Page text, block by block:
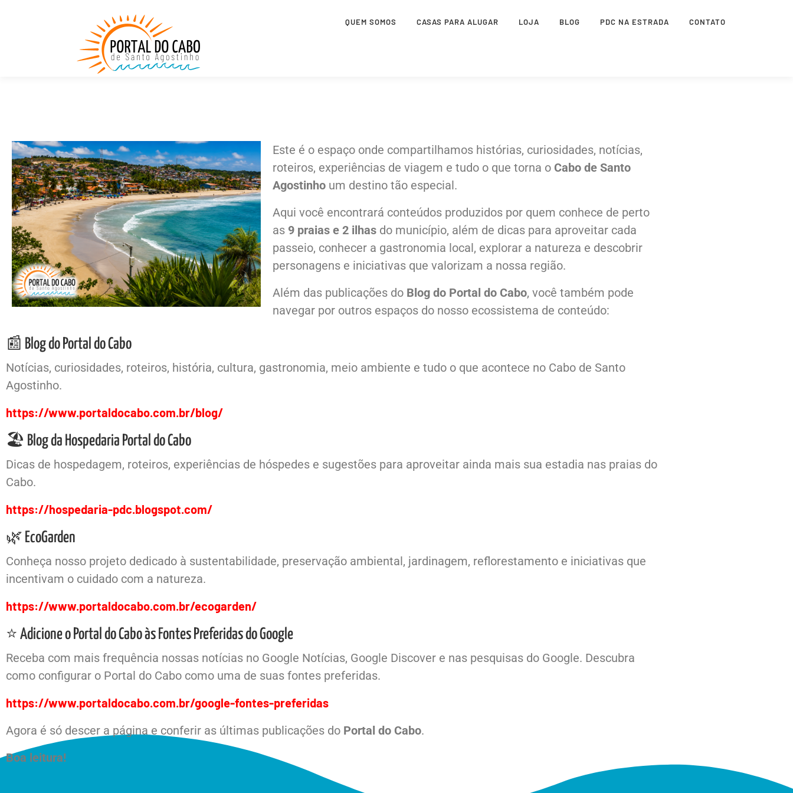
QUEM SOMOS CASAS PARA ALUGAR LOJA BLOG PDC NA ESTRADA CONTATO
Este é o espaço onde compartilhamos histórias, curiosidades, notícias,
roteiros, experiências de viagem e tudo o que torna o Cabo de Santo
Agostinhoum destino tão especial.
Aqui você encontrará conteúdos produzidos por quem conhece de perto
as 9 praias e 2 ilhasdo município, além de dicas para aproveitar cada
passeio, conhecer a gastronomia local, explorar a natureza e descobrir
personagens e iniciativas que valorizam a nossa região.
Além das publicações do Blog do Portal do Cabo, você também pode
navegar por outros espaços do nosso ecossistema de conteúdo:
📰 Blog do Portal do Cabo
Notícias, curiosidades, roteiros, história, cultura, gastronomia, meio ambiente e tudo o que acontece no Cabo de Santo
Agostinho.
https://www.portaldocabo.com.br/blog/
🏖️ Blog da Hospedaria Portal do Cabo
Dicas de hospedagem, roteiros, experiências de hóspedes e sugestões para aproveitar ainda mais sua estadia nas praias do
Cabo.
https://hospedaria-pdc.blogspot.com/
🌿 EcoGarden
Conheça nosso projeto dedicado à sustentabilidade, preservação ambiental, jardinagem, reflorestamento e iniciativas que
incentivam o cuidado com a natureza.
https://www.portaldocabo.com.br/ecogarden/
⭐ Adicione o Portal do Cabo às Fontes Preferidas do Google
Receba com mais frequência nossas notícias no Google Notícias, Google Discover e nas pesquisas do Google. Descubra
como configurar o Portal do Cabo como uma de suas fontes preferidas.
https://www.portaldocabo.com.br/google-fontes-preferidas
Agora é só descer a página e conferir as últimas publicações do Portal do Cabo.
Boa leitura!